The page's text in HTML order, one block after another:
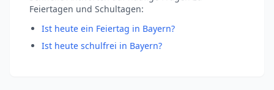
Feiertagen und Schultagen:
Ist heute ein Feiertag in Bayern?
Ist heute schulfrei in Bayern?